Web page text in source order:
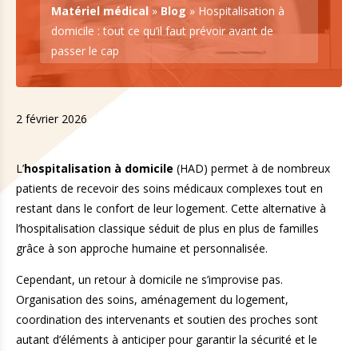
Matériel médical » Blog » Hospitalisation à
domicile : tout ce qu’il faut prévoir avant de
passer le cap
2 février 2026
L’hospitalisation à domicile (HAD) permet à de nombreux
patients de recevoir des soins médicaux complexes tout en
restant dans le confort de leur logement. Cette alternative à
l’hospitalisation classique séduit de plus en plus de familles
grâce à son approche humaine et personnalisée.
Cependant, un retour à domicile ne s’improvise pas.
Organisation des soins, aménagement du logement,
coordination des intervenants et soutien des proches sont
autant d’éléments à anticiper pour garantir la sécurité et le